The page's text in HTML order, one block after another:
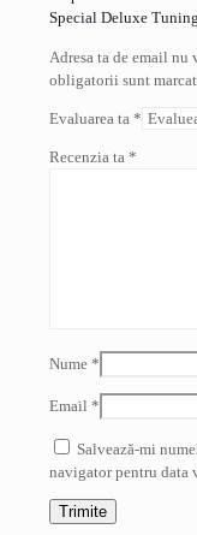
Special Deluxe
Adresa ta de email nu
obligatorii sunt
Evaluarea ta *
Recenzia ta *
Nume *
Email *
Salvează-mi
navigator pentru data